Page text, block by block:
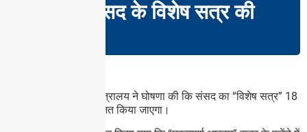
सरकार ने संसद के विशेष सत्र की
हाल ही में संसदीय कार्य मंत्रालय ने घोषणा की कि संसद का “विशेष सत्र” 18
से 22 सितंबर तक आयोजित किया जाएगा।